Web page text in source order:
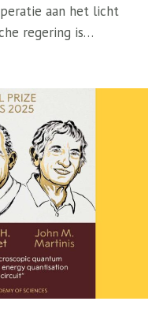
aan het licht
regering is…